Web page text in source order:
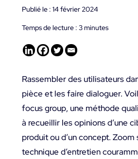
Publié le : 14 février 2024
Temps de lecture : 3minutes
Rassembler des utilisateurs
pièce et les faire dialoguer.
focus group, une méthode
à recueillir les opinions d’une
produit ou d’un concept. Zoom
technique d’entretien